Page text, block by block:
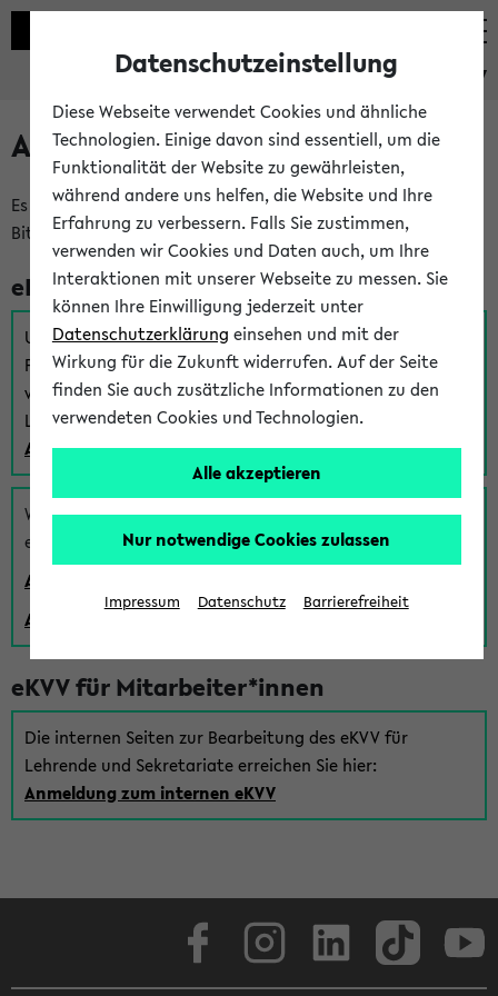
eKVV
Anmeldung am eKVV
Es gibt mehrere Möglichkeiten zur Anmeldung am eKVV.
Bitte wählen Sie die für Sie richtige aus:
eKVV für Studierende
Um sich einen Stundenplan zu erstellen und alle weiteren
Funktionen des eKVVs für Studierende zu nutzen,
verwenden Sie diesen Link zur Anmeldung über Ihr Uni
Login:
Anmeldung zum eKVV der Studierenden
Wenn Sie (noch) kein Uni Login haben, können Sie das
eKVV auch über einen Gastzugang verwenden:
Anmeldung über einen vorhandenen Gastzugang
Anlegen eines neuen Gastzugangs
eKVV für Mitarbeiter*innen
Die internen Seiten zur Bearbeitung des eKVV für
Lehrende und Sekretariate erreichen Sie hier:
Anmeldung zum internen eKVV
Datenschutzeinstellung
Diese Webseite verwendet Cookies und ähnliche
Technologien. Einige davon sind essentiell, um die
Funktionalität der Website zu gewährleisten,
während andere uns helfen, die Website und Ihre
Erfahrung zu verbessern. Falls Sie zustimmen,
verwenden wir Cookies und Daten auch, um Ihre
Interaktionen mit unserer Webseite zu messen. Sie
können Ihre Einwilligung jederzeit unter
Datenschutzerklärung einsehen und mit der
Wirkung für die Zukunft widerrufen. Auf der Seite
finden Sie auch zusätzliche Informationen zu den
verwendeten Cookies und Technologien.
Alle akzeptieren
Nur notwendige Cookies zulassen
Impressum Datenschutz Barrierefreiheit